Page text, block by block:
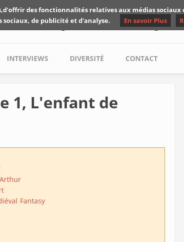
critiques de
INTERVIEWS DIVERSITÉ CONTACT
1, L'enfant de
Fantasy
des fonctionnalités relatives aux médias
de publicité et d'analyse.
En savoir Plus